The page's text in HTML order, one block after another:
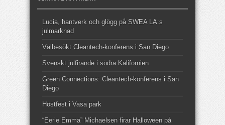
Lucia, hantverk och glögg på SWEA LA:s
julmarknad
Välbesökt Cleantech-konferens i San Diego
Svenskt julfirande i södra Kalifornien
Green Connections: Cleantech-konferens i San
Diego
Höstfest i Vasa park
“Eerie Emma” Michaelsen firar Halloween på